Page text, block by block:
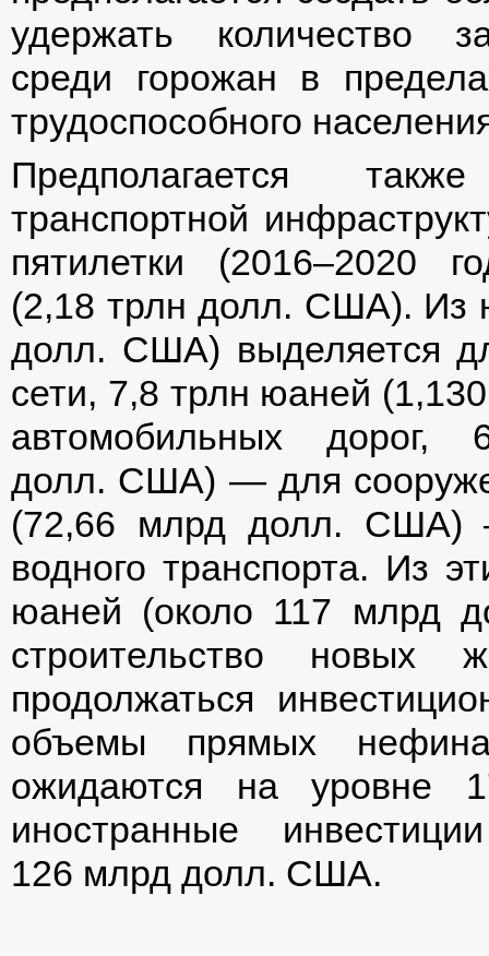
удержать количество
среди горожан в
трудоспособного
Предполагается
транспортной
пятилетки (2016–2020
(2,18 трлн долл. США). Из
долл. США) выделяется
сети, 7,8 трлн юаней
автомобильных
долл. США) — для
(72,66 млрд долл. США)
водного транспорта. Из
юаней (около 117 млрд
строительство новых
продолжаться
объемы прямых
ожидаются на
иностранные
126 млрд долл. США.